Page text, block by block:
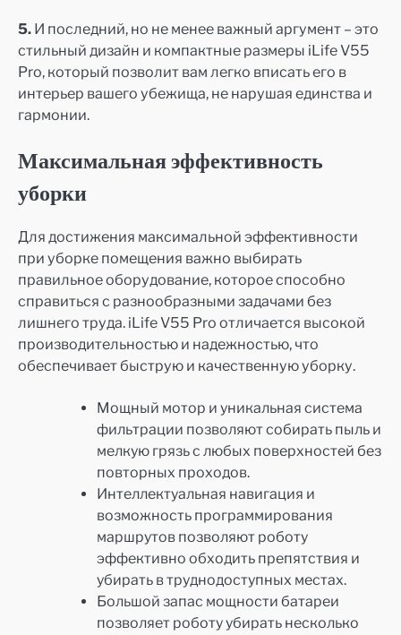
5. И последний, но не менее важный аргумент – это
стильный дизайн и компактные размеры iLife V55
Pro, который позволит вам легко вписать его в
интерьер вашего убежища, не нарушая единства и
гармонии.
Максимальная эффективность
уборки
Для достижения максимальной эффективности
при уборке помещения важно выбирать
правильное оборудование, которое способно
справиться с разнообразными задачами без
лишнего труда. iLife V55 Pro отличается высокой
производительностью и надежностью, что
обеспечивает быструю и качественную уборку.
Мощный мотор и уникальная система
фильтрации позволяют собирать пыль и
мелкую грязь с любых поверхностей без
повторных проходов.
Интеллектуальная навигация и
возможность программирования
маршрутов позволяют роботу
эффективно обходить препятствия и
убирать в труднодоступных местах.
Большой запас мощности батареи
позволяет роботу убирать несколько